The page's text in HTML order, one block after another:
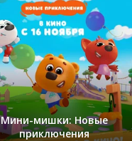
Мини-мишки: Новые
приключения